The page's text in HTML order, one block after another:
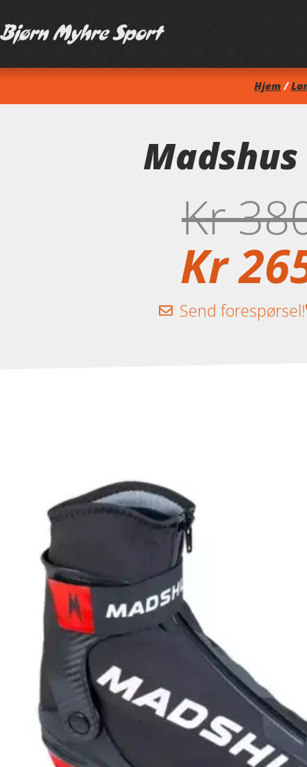
Hjem/
Kr
Kr
Send forespørsel!